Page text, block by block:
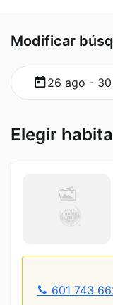
Modificar
26 ago -
Elegir
601 743